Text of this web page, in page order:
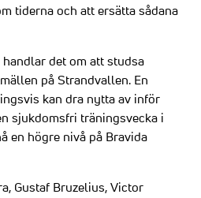
tiderna och att ersätta sådana
det om att studsa
på Strandvallen. En
kan dra nytta av inför
sjukdomsfri träningsvecka i
en högre nivå på Bravida
Gustaf Bruzelius, Victor